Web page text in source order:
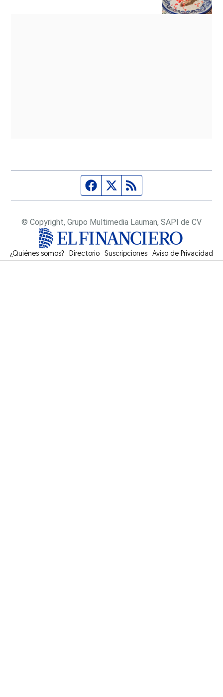
Página de Facebook
Fuente Twitter
© Copyright, Grupo Multimedia Lauman, SAPI de CV
¿Quiénes somos? Directorio Suscripciones Opens in new window
Aviso de Privacidad